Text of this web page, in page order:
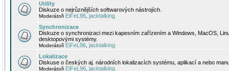
Utility
Diskuze o nejrůznějších softwarových nástrojích.
Moderátoři EiFeL96 jacktalking
Synchronizace
Diskuze o synchronizaci mezi kapesním zařízením a Windows, MacOS,
desktopovými systémy.
Moderátoři EiFeL96 jacktalking
Lokalizace
Diskuse o českých aj. národních lokalizacích systému, aplikací a nebo
Moderátoři EiFeL96 jacktalking